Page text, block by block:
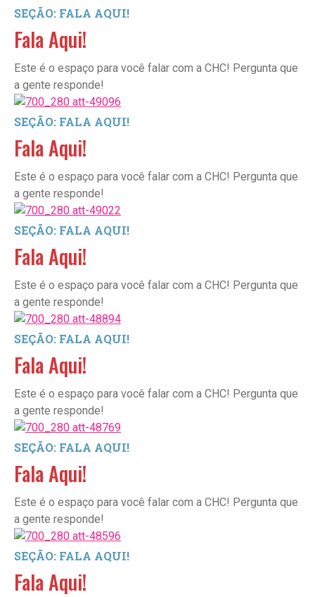
SEÇÃO: FALA AQUI!
Fala Aqui!
Este é o espaço para você falar com a CHC! Pergunta que
a gente responde!
SEÇÃO: FALA AQUI!
Fala Aqui!
Este é o espaço para você falar com a CHC! Pergunta que
a gente responde!
SEÇÃO: FALA AQUI!
Fala Aqui!
Este é o espaço para você falar com a CHC! Pergunta que
a gente responde!
SEÇÃO: FALA AQUI!
Fala Aqui!
Este é o espaço para você falar com a CHC! Pergunta que
a gente responde!
SEÇÃO: FALA AQUI!
Fala Aqui!
Este é o espaço para você falar com a CHC! Pergunta que
a gente responde!
SEÇÃO: FALA AQUI!
Fala Aqui!